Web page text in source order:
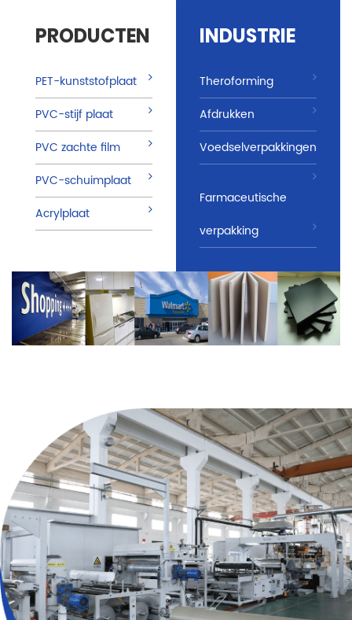
PRODUCTEN
PET-kunststofplaat
PVC-stijf plaat
PVC zachte film
PVC-schuimplaat
Acrylplaat
INDUSTRIE
Theroforming
Afdrukken
Voedselverpakkingen
Farmaceutische
verpakking